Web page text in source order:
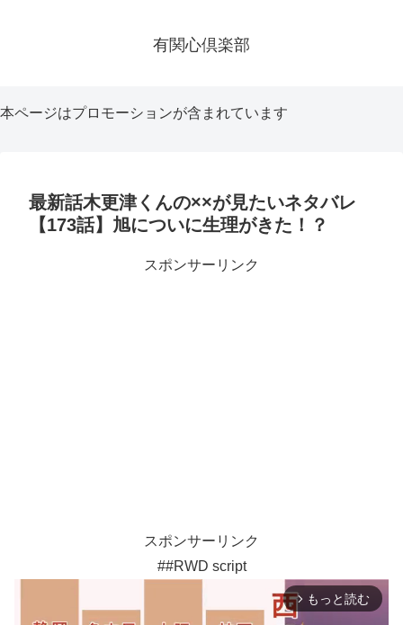
有関心倶楽部
本ページはプロモーションが含まれています
最新話木更津くんの××が見たいネタバレ
【173話】旭についに生理がきた！？
スポンサーリンク
スポンサーリンク
##RWD script
arrow_forward_ios もっと読む